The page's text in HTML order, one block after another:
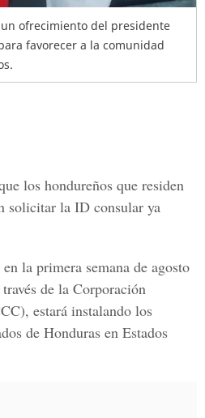
ofrecimiento del presidente
favorecer a la comunidad
los hondureños que residen
solicitar la ID consular ya
la primera semana de agosto
de la Corporación
estará instalando los
de Honduras en Estados